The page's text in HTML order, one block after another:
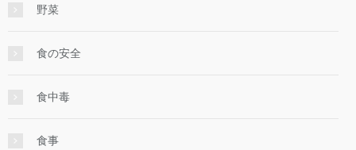
野菜
食の安全
食中毒
食事